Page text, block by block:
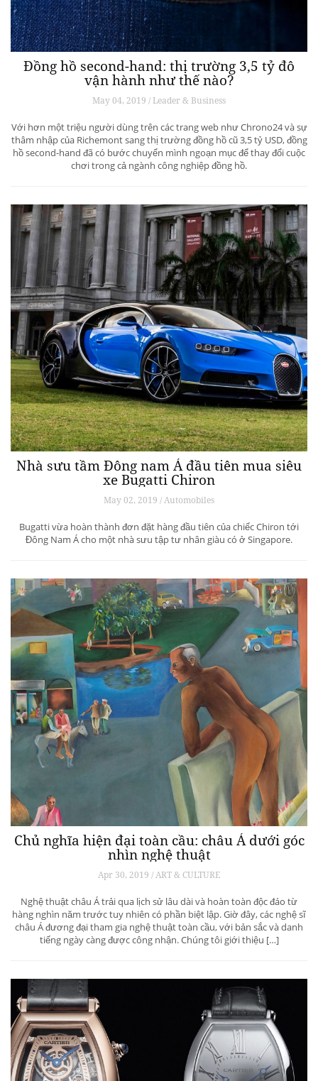
Đồng hồ second-hand: thị trường 3,5 tỷ đô
vận hành như thế nào?
May 04, 2019 / Leader & Business
Với hơn một triệu người dùng trên các trang web như Chrono24 và sự
thâm nhập của Richemont sang thị trường đồng hồ cũ 3,5 tỷ USD, đồng
hồ second-hand đã có bước chuyển mình ngoạn mục để thay đổi cuộc
chơi trong cả ngành công nghiệp đồng hồ.
Nhà sưu tầm Đông nam Á đầu tiên mua siêu
xe Bugatti Chiron
May 02, 2019 / Automobiles
Bugatti vừa hoàn thành đơn đặt hàng đầu tiên của chiếc Chiron tới
Đông Nam Á cho một nhà sưu tập tư nhân giàu có ở Singapore.
Chủ nghĩa hiện đại toàn cầu: châu Á dưới góc
nhìn nghệ thuật
Apr 30, 2019 / ART & CULTURE
Nghệ thuật châu Á trải qua lịch sử lâu dài và hoàn toàn độc đáo từ
hàng nghìn năm trước tuy nhiên có phần biệt lập. Giờ đây, các nghệ sĩ
châu Á đương đại tham gia nghệ thuật toàn cầu, với bản sắc và danh
tiếng ngày càng được công nhận. Chúng tôi giới thiệu […]